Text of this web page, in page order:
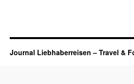
Journal Liebhaberreisen – Travel &